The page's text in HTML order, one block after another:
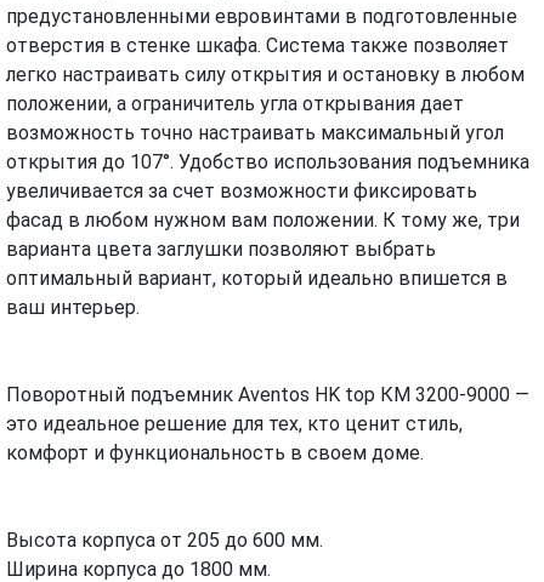
предустановленными евровинтами в подготовленные
отверстия в стенке шкафа. Система также позволяет
легко настраивать силу открытия и остановку в любом
положении, а ограничитель угла открывания дает
возможность точно настраивать максимальный угол
открытия до 107°. Удобство использования подъемника
увеличивается за счет возможности фиксировать
фасад в любом нужном вам положении. К тому же, три
варианта цвета заглушки позволяют выбрать
оптимальный вариант, который идеально впишется в
ваш интерьер.
Поворотный подъемник Aventos HK top КМ 3200-9000 —
это идеальное решение для тех, кто ценит стиль,
комфорт и функциональность в своем доме.
Высота корпуса от 205 до 600 мм.
Ширина корпуса до 1800 мм.